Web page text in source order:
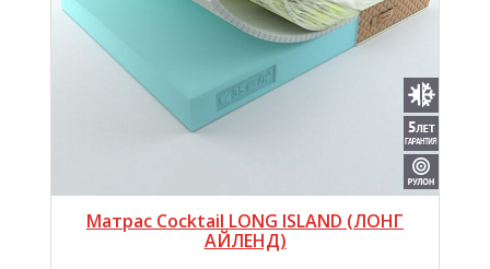
Матрас Cocktail LONG ISLAND (ЛОНГ
АЙЛЕНД)